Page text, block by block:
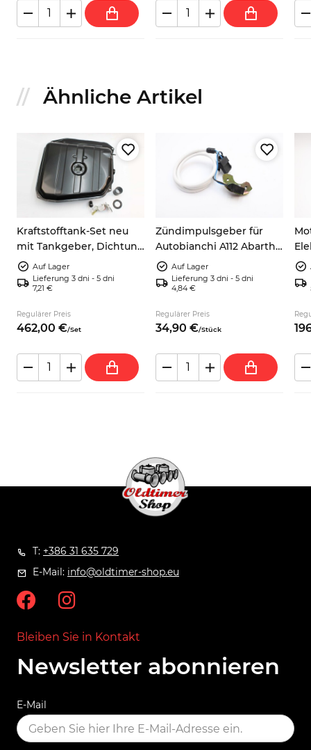
Ähnliche Artikel
Kraftstofftank-Set neu
mit Tankgeber, Dichtung
und Schlauch –
Autobianchi A112
Auf Lager
Lieferung 3 dni - 5 dni
7,21 €
Regulärer Preis
462,00 €/Set
Zündimpulsgeber für
Autobianchi A112 Abarth
und Fiat 124 Spider
9937730
Auf Lager
Lieferung 3 dni - 5 dni
4,84 €
Regulärer Preis
34,90 €/Stück
T: +386 31 635 729
E-Mail: info@oldtimer-shop.eu
Bleiben Sie in Kontakt
Newsletter abonnieren
E-Mail